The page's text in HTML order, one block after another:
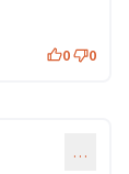
0 0
…